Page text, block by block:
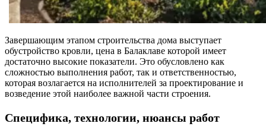
Завершающим этапом строительства дома выступает
обустройство кровли, цена в Балаклаве которой имеет
достаточно высокие показатели. Это обусловлено как
сложностью выполнения работ, так и ответственностью,
которая возлагается на исполнителей за проектирование и
возведение этой наиболее важной части строения.
Специфика, технологии, нюансы работ